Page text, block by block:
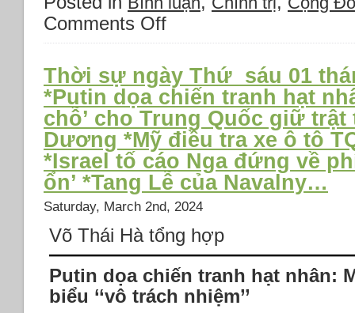
Comments Offon
Thứ
Tư
13/3/2024:
*Đức
và
Philippines
cam
kết
bảo
vệ
pháp
quốc
tế
*Hạ
viện
Thời sự ngày Thứ sáu 01
*Putin dọa chiến tranh hạt
chỗ’ cho Trung Quốc giữ
Dương *Mỹ điều tra xe ô tô
*Israel tố cáo Nga đứng về
ổn’ *Tang Lễ của Navalny…
Saturday, March 2nd, 2024
Võ Thái Hà tổng hợp
Putin dọa chiến tranh hạt nhân:
biểu ‘‘vô trách nhiệm’’